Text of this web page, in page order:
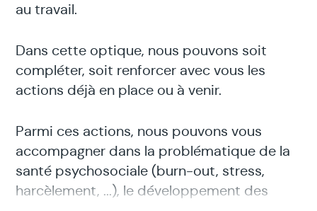
au travail.
Dans cette optique, nous pouvons soit
compléter, soit renforcer avec vous les
actions déjà en place ou à venir.
Parmi ces actions, nous pouvons vous
accompagner dans la problématique de la
santé psychosociale (burn-out, stress,
harcèlement, ...), le développement des